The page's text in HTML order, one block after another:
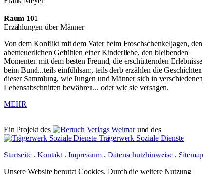
Raum 101
Erzählungen über Männer
Von dem Konflikt mit dem Vater beim Froschschenkeljagen, den
abenteuerlichen Gefühlen einer Kinderliebe, den bleibenden
Momenten mit dem besten Freund, die erschütternden Erlebnisse
beim Bund...teils einfühlsam, teils derb erzählen die Geschichten
dieser Sammlung, wie Jungen und Männer sich in verschiedenen
Lebensabschnitten bewähren... oder wie sie versagen.
MEHR
Ein Projekt des Verlags Weimarund des
Trägerwerk Soziale Dienste
Startseite . Kontakt . Impressum . Datenschutzhinweise . Sitemap
Unsere Website benutzt Cookies. Durch die weitere Nutzung